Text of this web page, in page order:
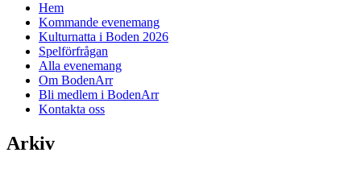
Hem
Kommande evenemang
Kulturnatta i Boden 2026
Spelförfrågan
Alla evenemang
Om BodenArr
Bli medlem i BodenArr
Kontakta oss
Arkiv